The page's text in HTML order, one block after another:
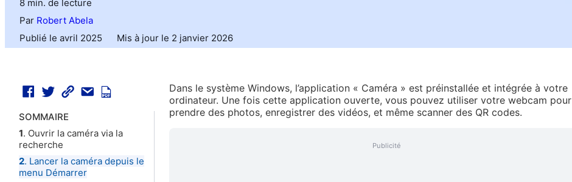
8 min. de lecture
Par Robert Abela
Publié le avril 2025
Mis à jour le 2 janvier 2026
SOMMAIRE
1. Ouvrir la caméra via la
recherche
2. Lancer la caméra depuis le
menu Démarrer
Dans le système Windows, l’application « Caméra » est préinstallée et intégrée à votre
ordinateur. Une fois cette application ouverte, vous pouvez utiliser votre webcam pour
prendre des photos, enregistrer des vidéos, et même scanner des QR codes.
Publicité